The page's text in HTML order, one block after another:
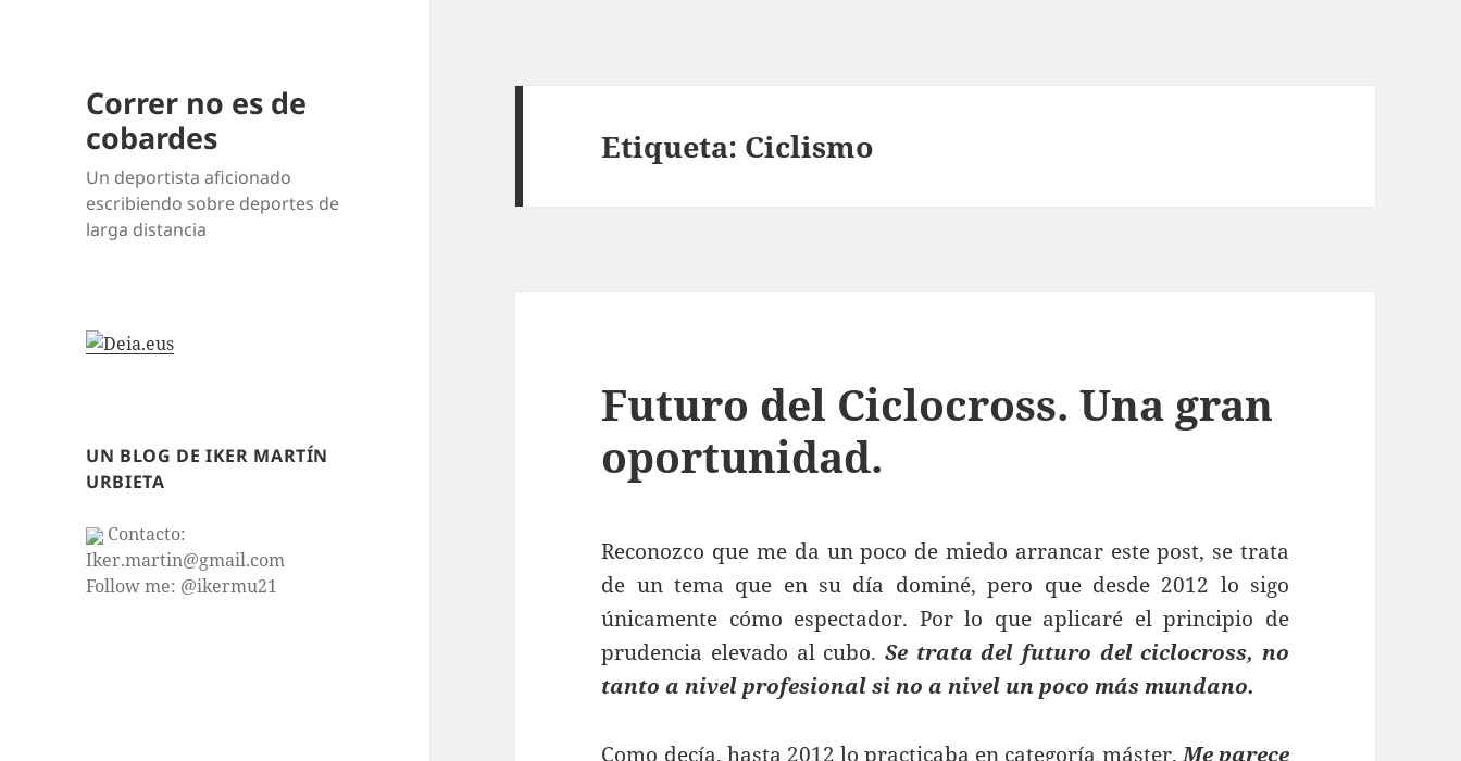
Correr no es de
cobardes
Un deportista aficionado
escribiendo sobre deportes de
larga distancia
UN BLOG DE IKER MARTÍN
URBIETA
Contacto:
Iker.martin@gmail.com
Follow me: @ikermu21
Etiqueta: Ciclismo
Futuro del Ciclocross. Una gran
oportunidad.
Reconozco que me da un poco de miedo arrancar este post, se trata
de un tema que en su día dominé, pero que desde 2012 lo sigo
únicamente cómo espectador. Por lo que aplicaré el principio de
prudencia elevado al cubo. Se trata del futuro del ciclocross, no
tanto a nivel profesional si no a nivel un poco más mundano.
Como decía, hasta 2012 lo practicaba en categoría máster.Me parece